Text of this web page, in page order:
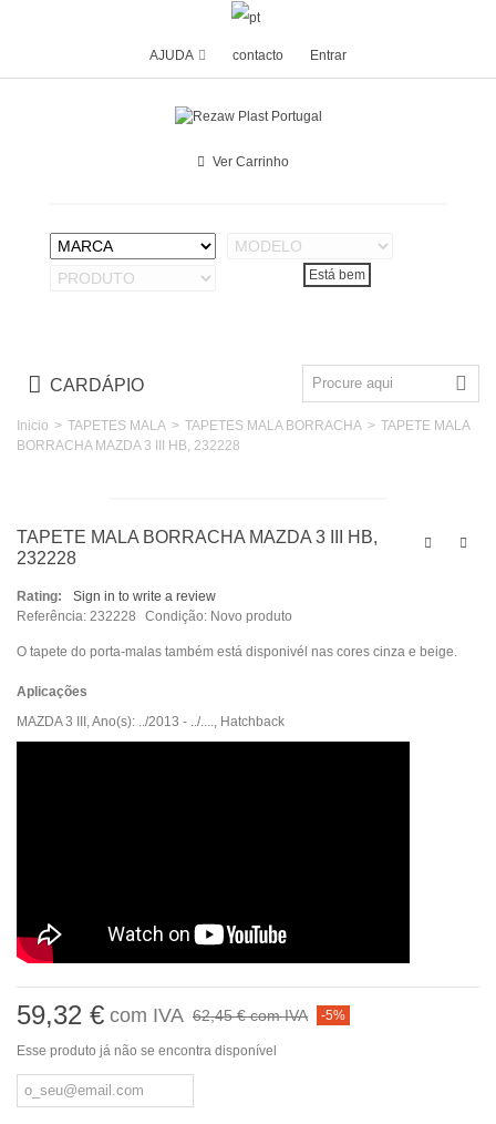
AJUDA contacto Entrar
Ver Carrinho
CARDÁPIO
Inicio > TAPETES MALA > TAPETES MALA BORRACHA > TAPETE MALA
BORRACHA MAZDA 3 III HB, 232228
TAPETE MALA BORRACHA MAZDA 3 III HB,
232228
Rating:
Sign in to write a review
Referência: 232228 Condição: Novo produto
O tapete do porta-malas também está disponivél nas cores cinza e beige.
Aplicações
MAZDA 3 III, Ano(s): ../2013 - ../...., Hatchback
59,32 € com IVA 62,45 €com IVA -5%
Esse produto já não se encontra disponível